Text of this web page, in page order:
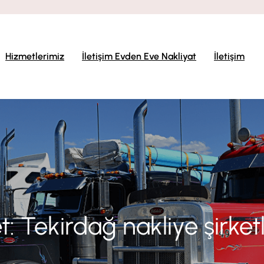
Hizmetlerimiz İletişim Evden Eve Nakliyat İletişim
Tekirdağ nakliye